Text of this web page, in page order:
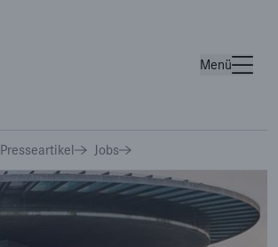
Menü
Presseartikel Jobs